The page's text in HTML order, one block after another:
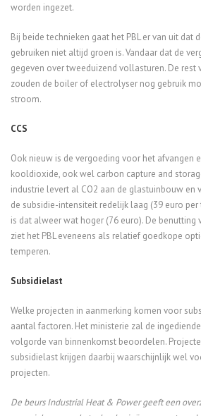
worden ingezet.
Bij beide technieken gaat het PBLer van uit dat
gebruiken niet altijd groen is.Vandaar dat de
gegeven over tweeduizend vollasturen. De rest
zouden de boiler of electrolyser nog gebruik
stroom.
CCS
Ook nieuw is de vergoeding voor het afvangen
kooldioxide, ook wel carbon capture and
industrie levert al CO2 aan de glastuinbouw en
de subsidie-intensiteit redelijk laag (39 euro
is dat alweer wat hoger (76 euro). De benutting
ziet het PBLeveneens als relatief goedkope
temperen.
Subsidielast
Welke projecten in aanmerking komen voor
aantal factoren. Het ministerie zal de
volgorde van binnenkomst beoordelen.
subsidielast krijgen daarbij waarschijnlijk wel
projecten.
De beurs Industrial Heat & Power geeft een